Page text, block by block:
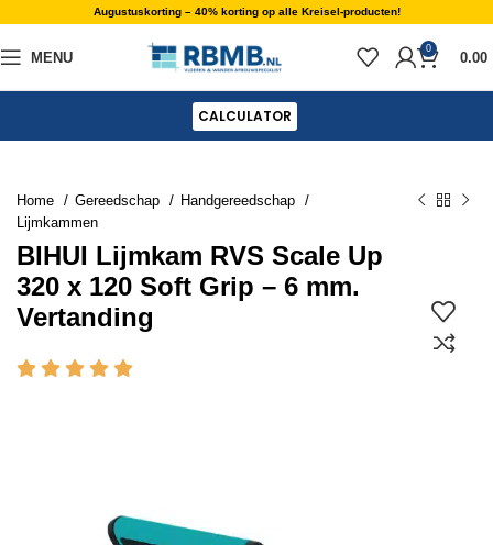
Augustuskorting – 40% korting op alle Kreisel-producten!
MENU
0
0.00
CALCULATOR
Home Gereedschap
Handgereedschap
Lijmkammen
BIHUI Lijmkam RVS Scale Up
320 x 120 Soft Grip – 6 mm.
Vertanding